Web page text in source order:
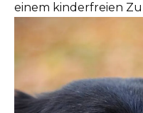
einem kinderfreien